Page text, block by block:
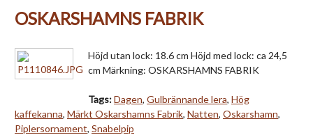
OSKARSHAMNS FABRIK
Höjd utan lock: 18.6 cm Höjd med lock: ca 24,5
cm Märkning: OSKARSHAMNS FABRIK
Tags:Dagen, Gulbrännande lera, Hög
kaffekanna, Märkt Oskarshamns Fabrik, Natten, Oskarshamn,
Piplersornament, Snabelpip